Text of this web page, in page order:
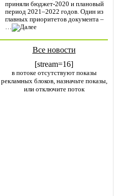
приняли бюджет-2020 и плановый
период 2021–2022 годов. Один из
главных приоритетов документа –
…
Все новости
[stream=16]
в потоке отсутствуют показы
рекламных блоков, назначьте показы,
или отключите поток